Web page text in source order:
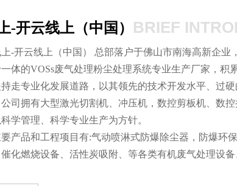
-开云线上（中国） BRIEF
-开云线上（中国） 总部落户于佛山市南海高新企业
体的VOSs废气处理粉尘处理系统专业生产厂家，积
走专业化发展道路，以其领先的技术开发水平、过
司拥有大型激光切割机、冲压机，数控剪板机、数
学管理、科学专业生产为方针。
产品和工程项目有:气动喷淋式防爆除尘器，防爆环
化燃烧设备、活性炭吸附、等各类有机废气处理设